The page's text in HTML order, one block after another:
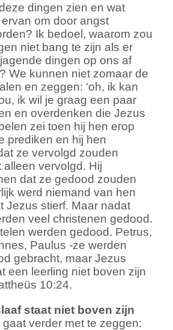
dingen zien en wat
om door angst
Ik bedoel, waarom zou
niet bang te zijn als er
dingen op ons af
We kunnen niet zomaar de
en zeggen: ‘oh, ik kan
ik wil je graag een paar
en overdenken die Jezus
zei toen hij hen erop
prediken en hij hen
ze vervolgd zouden
alleen vervolgd. Hij
dat ze gedood zouden
werd niemand van hen
Jezus stierf. Maar nadat
veel christenen gedood.
werden gedood. Petrus,
Paulus -ze werden
gebracht, maar Jezus
een leerling niet boven zijn
10:24.
staat niet boven zijn
gaat verder met te zeggen: